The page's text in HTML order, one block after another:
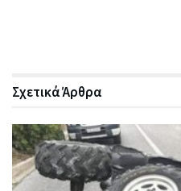
ΣχετικάΆρθρα